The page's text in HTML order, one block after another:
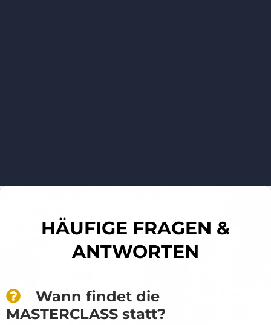
HÄUFIGE FRAGEN &
ANTWORTEN
Wann findet die
MASTERCLASS statt?